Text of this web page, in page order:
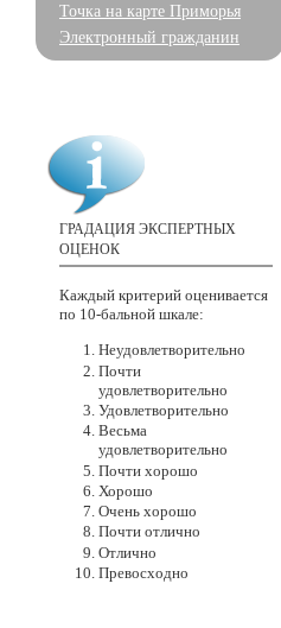
Точка на карте Приморья
Электронный гражданин
ГРАДАЦИЯ ЭКСПЕРТНЫХ
ОЦЕНОК
Каждый критерий оценивается
по 10-бальной шкале:
Неудовлетворительно
Почти
удовлетворительно
Удовлетворительно
Весьма
удовлетворительно
Почти хорошо
Хорошо
Очень хорошо
Почти отлично
Отлично
Превосходно